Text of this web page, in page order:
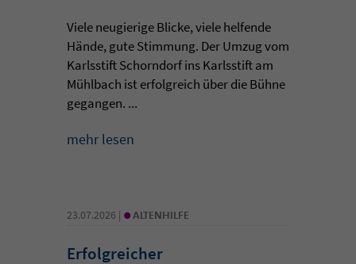
Viele neugierige Blicke, viele helfende
Hände, gute Stimmung. Der Umzug vom
Karlsstift Schorndorf ins Karlsstift am
Mühlbach ist erfolgreich über die Bühne
gegangen. ...
mehr lesen
23.07.2026 | • ALTENHILFE
Erfolgreicher